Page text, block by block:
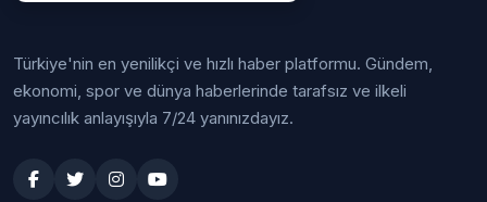
Türkiye'nin en yenilikçi ve hızlı haber platformu. Gündem,
ekonomi, spor ve dünya haberlerinde tarafsız ve ilkeli
yayıncılık anlayışıyla 7/24 yanınızdayız.